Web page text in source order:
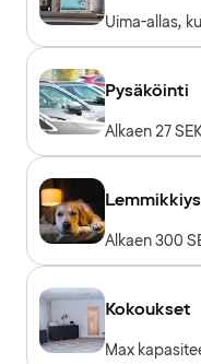
Uima-allas,
Pysäköinti
Alkaen 27
Alkaen 300
Kokoukset
Max